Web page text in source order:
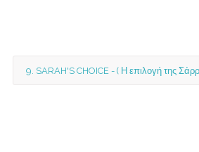
9. SARAH'S CHOICE - ( Η επιλογή της